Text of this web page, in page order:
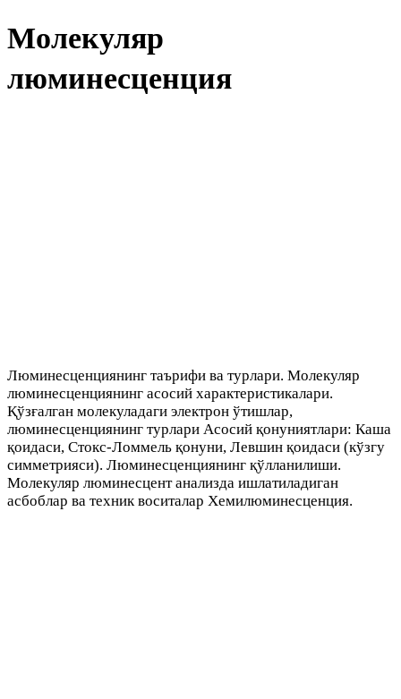
Молекуляр
люминесценция
Люминесценциянинг таърифи ва турлари. Молекуляр
люминесценциянинг асосий характеристикалари.
Қўзғалган молекуладаги электрон ўтишлар,
люминесценциянинг турлари Асосий қонуниятлари: Каша
қоидаси, Стокс-Ломмель қонуни, Левшин қоидаси (кўзгу
симметрияси). Люминесценциянинг қўлланилиши.
Молекуляр люминесцент анализда ишлатиладиган
асбоблар ва техник воситалар Хемилюминесценция.